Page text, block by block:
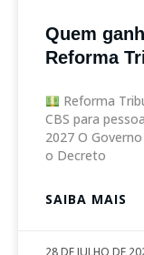
Quem
Reforma
Reforma
CBS para
2027 O
o Decreto
SAIBA MAIS
28 DE JULHO DE